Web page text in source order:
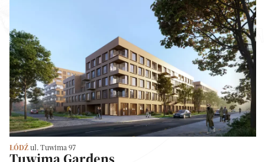
ŁÓDŹul. Tuwima 97